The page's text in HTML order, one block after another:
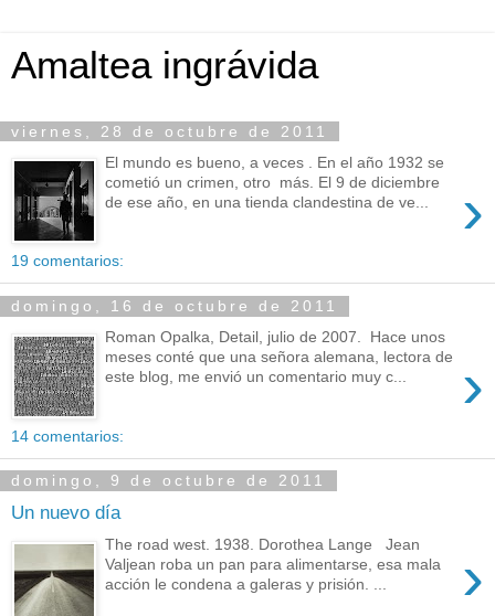
Amaltea ingrávida
viernes, 28 de octubre de 2011
›
El mundo es bueno, a veces . En el año 1932 se
cometió un crimen, otro más. El 9 de diciembre
de ese año, en una tienda clandestina de ve...
19 comentarios:
domingo, 16 de octubre de 2011
›
Roman Opalka, Detail, julio de 2007. Hace unos
meses conté que una señora alemana, lectora de
este blog, me envió un comentario muy c...
14 comentarios:
domingo, 9 de octubre de 2011
Un nuevo día
›
The road west. 1938. Dorothea Lange Jean
Valjean roba un pan para alimentarse, esa mala
acción le condena a galeras y prisión. ...